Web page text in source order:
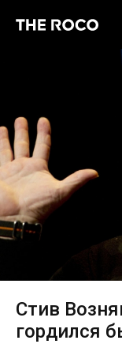
Стив
гордился